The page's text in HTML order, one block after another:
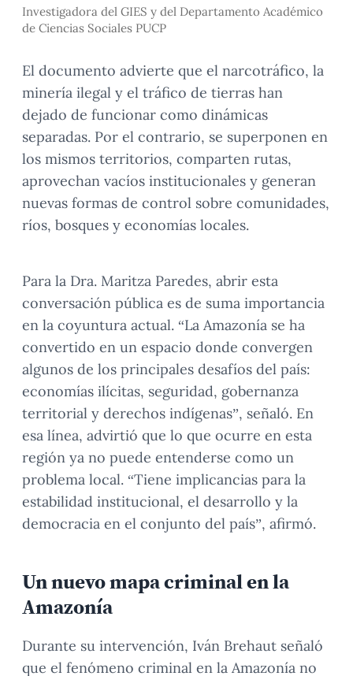
Investigadora del GIES y del Departamento Académico
de Ciencias Sociales PUCP
El documento advierte que el narcotráfico, la
minería ilegal y el tráfico de tierras han
dejado de funcionar como dinámicas
separadas. Por el contrario, se superponen en
los mismos territorios, comparten rutas,
aprovechan vacíos institucionales y generan
nuevas formas de control sobre comunidades,
ríos, bosques y economías locales.
Para la Dra. Maritza Paredes, abrir esta
conversación pública es de suma importancia
en la coyuntura actual. “La Amazonía se ha
convertido en un espacio donde convergen
algunos de los principales desafíos del país:
economías ilícitas, seguridad, gobernanza
territorial y derechos indígenas”, señaló. En
esa línea, advirtió que lo que ocurre en esta
región ya no puede entenderse como un
problema local. “Tiene implicancias para la
estabilidad institucional, el desarrollo y la
democracia en el conjunto del país”, afirmó.
Un nuevo mapa criminal en la
Amazonía
Durante su intervención, Iván Brehaut señaló
que el fenómeno criminal en la Amazonía no